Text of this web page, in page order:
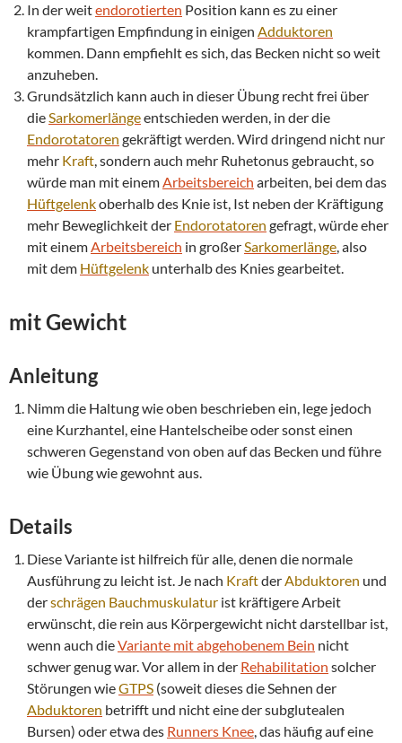
In der weitendorotierten Position kann es zu einer
krampfartigen Empfindung in einigen Adduktoren
kommen. Dann empfiehlt es sich, das Becken nicht so weit
anzuheben.
Grundsätzlich kann auch in dieser Übung recht frei über
dieSarkomerlängeentschieden werden, in der die
Endorotatoren gekräftigt werden. Wird dringend nicht nur
mehr Kraft, sondern auch mehr Ruhetonus gebraucht, so
würde man mit einemArbeitsbereich arbeiten, bei dem das
Hüftgelenkoberhalb des Knie ist, Ist neben der Kräftigung
mehr Beweglichkeit der Endorotatoren gefragt, würde eher
mit einemArbeitsbereich in großerSarkomerlänge, also
mit dem Hüftgelenk unterhalb des Knies gearbeitet.
mit Gewicht
Anleitung
Nimm die Haltung wie oben beschrieben ein, lege jedoch
eine Kurzhantel, eine Hantelscheibe oder sonst einen
schweren Gegenstand von oben auf das Becken und führe
wie Übung wie gewohnt aus.
Details
Diese Variante ist hilfreich für alle, denen die normale
Ausführung zu leicht ist. Je nach KraftderAbduktoren und
derschrägen Bauchmuskulatur ist kräftigere Arbeit
erwünscht, die rein aus Körpergewicht nicht darstellbar ist,
wenn auch dieVariante mit abgehobenem Bein nicht
schwer genug war. Vor allem in der Rehabilitation solcher
Störungen wieGTPS (soweit dieses die Sehnen der
Abduktoren betrifft und nicht eine der subglutealen
Bursen) oder etwa des Runners Knee, das häufig auf eine